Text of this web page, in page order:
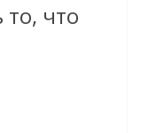
то, что